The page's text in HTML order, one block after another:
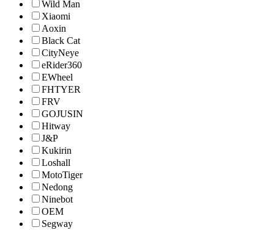
Wild Man
Xiaomi
Aoxin
Black Cat
CityNeye
eRider360
EWheel
FHTYER
FRV
GOJUSIN
Hitway
J&P
Kukirin
Loshall
MotoTiger
Nedong
Ninebot
OEM
Segway